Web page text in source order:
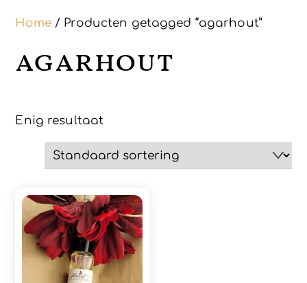
Home/ Producten getagged “agarhout”
agarhout
Enig resultaat